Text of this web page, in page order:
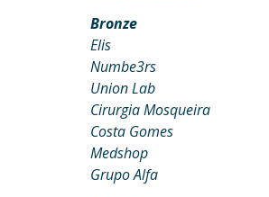
Bronze
Elis
Numbe3rs
Union Lab
Cirurgia Mosqueira
Costa Gomes
Medshop
Grupo Alfa